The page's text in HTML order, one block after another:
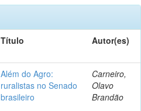
Título Autor(es)
Além do Agro:
ruralistas no Senado
brasileiro
Carneiro,
Olavo
Brandão